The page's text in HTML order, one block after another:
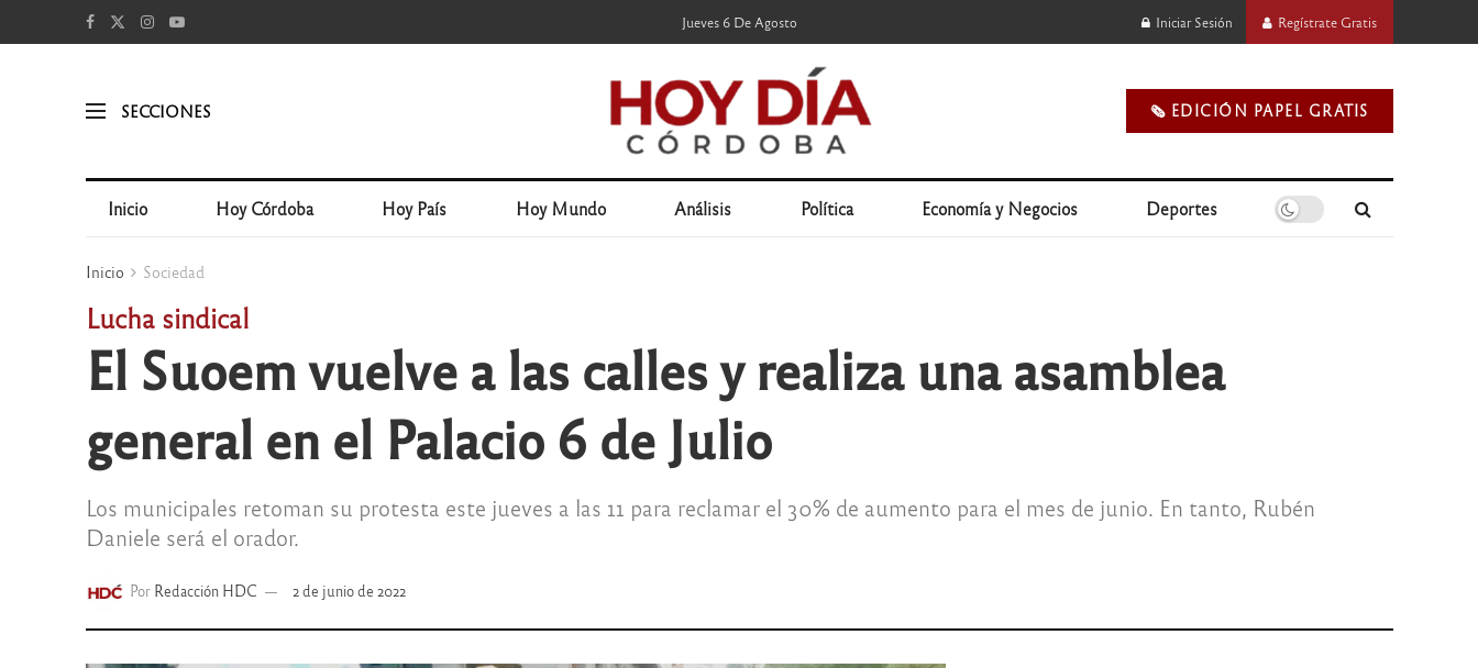
Jueves 6 De Agosto Iniciar Sesión Regístrate Gratis
SECCIONES 🗞️ EDICIÓN PAPEL GRATIS
Inicio Hoy Córdoba Hoy País Hoy Mundo Análisis Política Economía y Negocios Deportes
Inicio Sociedad
Lucha sindical
El Suoem vuelve a las calles y realiza una asamblea
general en el Palacio 6 de Julio
Los municipales retoman su protesta este jueves a las 11 para reclamar el 30% de aumento para el mes de junio. En tanto, Rubén
Daniele será el orador.
Por Redacción HDC 2 de junio de 2022